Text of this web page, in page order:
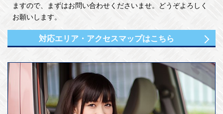
ますので、まずはお問い合わせくださいませ。どうぞよろしく
お願いします。
対応エリア・アクセスマップはこちら